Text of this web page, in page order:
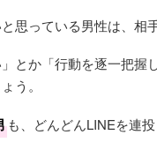
思っている男性は、相
とか「行動を逐一把
う。
も、どんどんLINEを連